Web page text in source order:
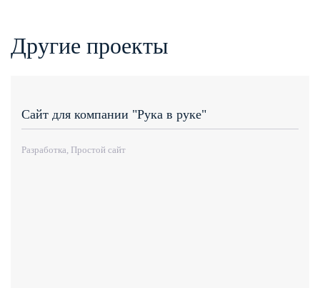
Другие проекты
Сайт для компании "Рука в руке"
Разработка, Простой сайт